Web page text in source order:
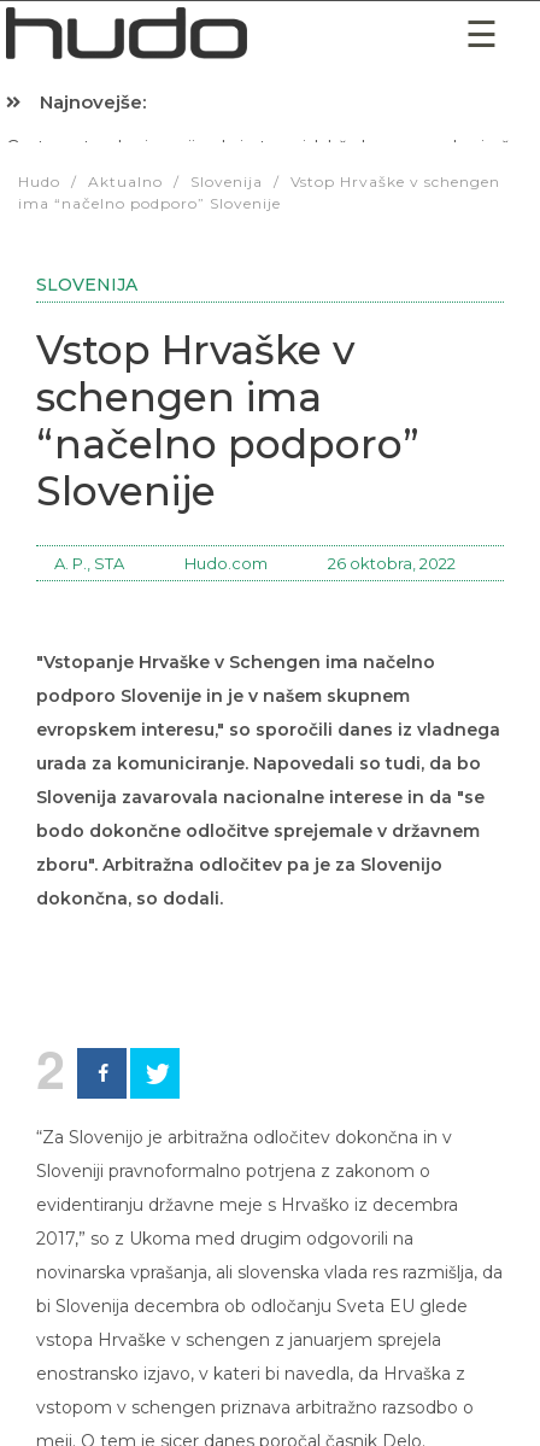
Najnovejše:
ima “načelno podporo” Slovenije
Vstop Hrvaške v
schengen ima
“načelno podporo”
Slovenije
A. P., STA Hudo.com 26 oktobra, 2022
podporo Slovenije in je v našem skupnem
evropskem interesu," so sporočili danes iz vladnega
urada za komuniciranje. Napovedali so tudi, da bo
Slovenija zavarovala nacionalne interese in da "se
bodo dokončne odločitve sprejemale v državnem
zboru". Arbitražna odločitev pa je za Slovenijo
2
Sloveniji pravnoformalno potrjena z zakonom o
evidentiranju državne meje s Hrvaško iz decembra
2017,” so z Ukoma med drugim odgovorili na
novinarska vprašanja, ali slovenska vlada res razmišlja, da
bi Slovenija decembra ob odločanju Sveta EU glede
vstopa Hrvaške v schengen z januarjem sprejela
enostransko izjavo, v kateri bi navedla, da Hrvaška z
vstopom v schengen priznava arbitražno razsodbo o
meji. O tem je sicer danes poročal časnik Delo.